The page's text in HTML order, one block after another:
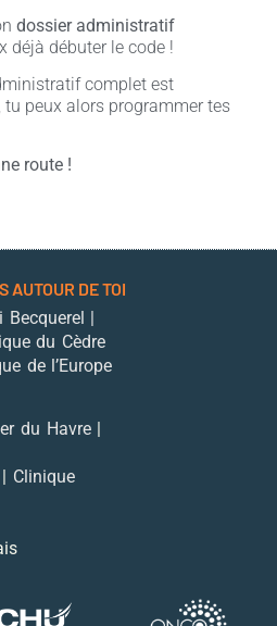
dossier administratif
déjà débuter le code !
complet est
tu peux alors programmer tes
route !
AUTOUR DE TOI
Becquerel |
du Cèdre
de l’Europe
du Havre|
Clinique